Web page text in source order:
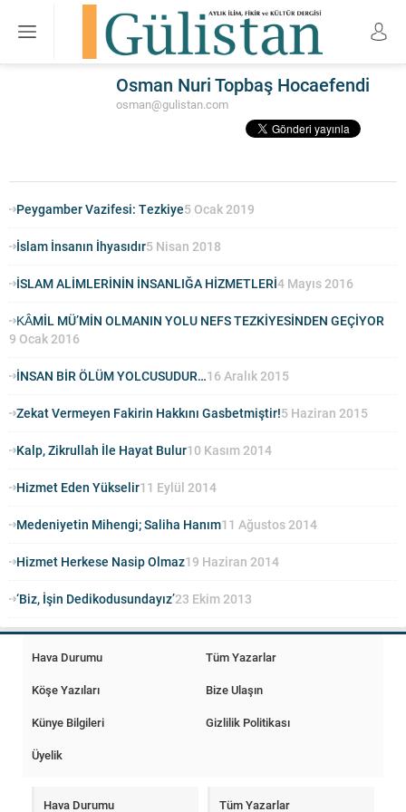
Osman Nuri Topbaş Hocaefendi
osman@gulistan.com
Peygamber Vazifesi: Tezkiye5 Ocak 2019
İslam İnsanın İhyasıdır5 Nisan 2018
İSLAM ALİMLERİNİN İNSANLIĞA HİZMETLERİ4 Mayıs 2016
KÂMİL MÜ’MİN OLMANIN YOLU NEFS TEZKİYESİNDEN GEÇİYOR
9 Ocak 2016
İNSAN BİR ÖLÜM YOLCUSUDUR…16 Aralık 2015
Zekat Vermeyen Fakirin Hakkını Gasbetmiştir!5 Haziran 2015
Kalp, Zikrullah İle Hayat Bulur10 Kasım 2014
Hizmet Eden Yükselir11 Eylül 2014
Medeniyetin Mihengi; Saliha Hanım11 Ağustos 2014
Hizmet Herkese Nasip Olmaz19 Haziran 2014
‘Biz, İşin Dedikodusundayız’23 Ekim 2013
Hava Durumu
Tüm Yazarlar
Köşe Yazıları
Bize Ulaşın
Künye Bilgileri
Gizlilik Politikası
Üyelik
Hava Durumu Tüm Yazarlar